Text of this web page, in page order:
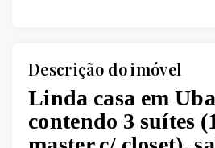
Descrição do imóvel
Linda casa em
contendo 3 suítes